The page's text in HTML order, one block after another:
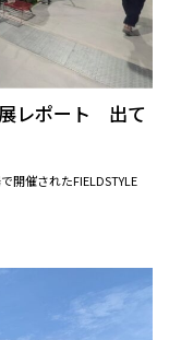
レポート 出て
催されたFIELDSTYLE